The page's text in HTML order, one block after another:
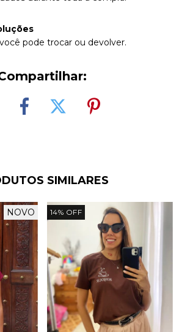
pode trocar ou devolver.
SIMILARES
NOVO 14% OFF